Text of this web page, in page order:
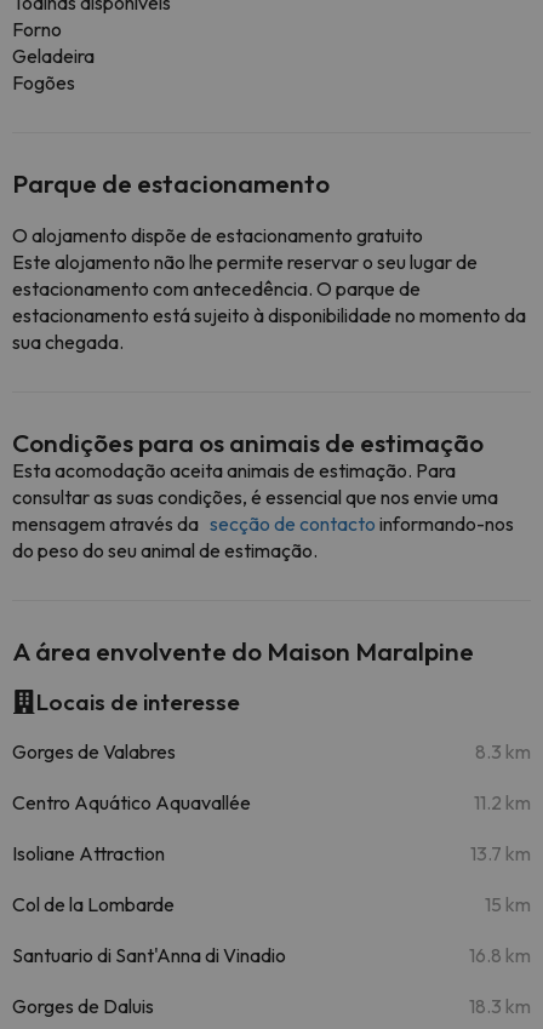
Forno
Geladeira
Fogões
Parque de estacionamento
O alojamento dispõe de estacionamento gratuito
Este alojamento não lhe permite reservar o seu lugar de
estacionamento com antecedência. O parque de
estacionamento está sujeito à disponibilidade no momento da
sua chegada.
Condições para os animais de estimação
Esta acomodação aceita animais de estimação. Para
consultar as suas condições, é essencial que nos envie uma
mensagem através da secção de contacto informando-nos
do peso do seu animal de estimação.
A área envolvente do Maison Maralpine
Locais de interesse
Gorges de Valabres 8.3 km
Centro Aquático Aquavallée 11.2 km
Isoliane Attraction 13.7 km
Col de la Lombarde 15 km
Santuario di Sant'Anna di Vinadio 16.8 km
Gorges de Daluis 18.3 km